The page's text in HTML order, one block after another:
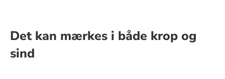
Det kan mærkes i både krop og
sind